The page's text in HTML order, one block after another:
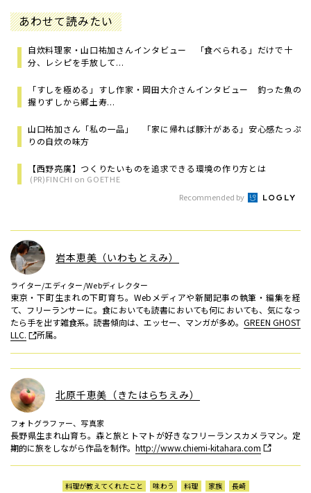
あわせて読みたい
自炊料理家・山口祐加さんインタビュー 「食べられる」だけで十
分、レシピを手放して...
「すしを極める」すし作家・岡田大介さんインタビュー 釣った魚の
握りずしから郷土寿...
山口祐加さん「私の一品」 「家に帰れば豚汁がある」安心感たっぷ
りの自炊の味方
【西野亮廣】つくりたいものを追求できる環境の作り方とは
(PR)FINCHI on GOETHE
Recommended by
岩本恵美（いわもとえみ）
ライター/エディター/Webディレクター
東京・下町生まれの下町育ち。Webメディアや新聞記事の執筆・編集を経
て、フリーランサーに。食においても読書においても何においても、気になっ
たら手を出す雑食系。読書傾向は、エッセー、マンガが多め。 GREEN GHOST
LLC.
所属。
北原千恵美（きたはらちえみ）
フォトグラファー、写真家
長野県生まれ山育ち。森と旅とトマトが好きなフリーランスカメラマン。定
期的に旅をしながら作品を制作。 http://www.chiemi-kitahara.com
料理が教えてくれたこと 味わう 料理 家族 長崎